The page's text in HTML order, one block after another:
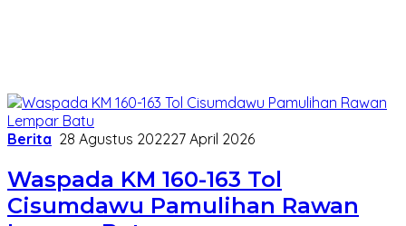
Berita 28 Agustus 202227 April 2026
Waspada KM 160-163 Tol
Cisumdawu Pamulihan Rawan